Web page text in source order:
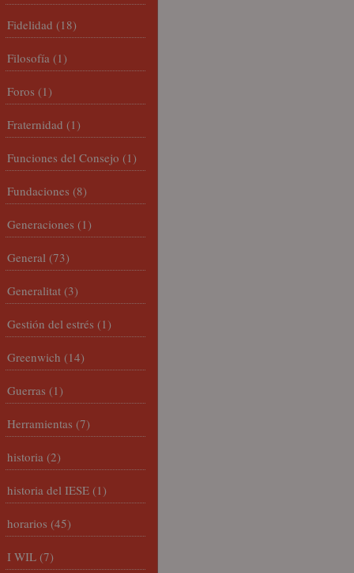
Fidelidad (18)
Filosofía (1)
Foros (1)
Fraternidad (1)
Funciones del Consejo (1)
Fundaciones (8)
Generaciones (1)
General (73)
Generalitat (3)
Gestión del estrés (1)
Greenwich (14)
Guerras (1)
Herramientas (7)
historia (2)
historia del IESE (1)
horarios (45)
I WIL (7)